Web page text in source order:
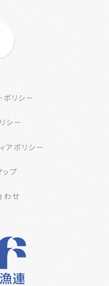
ポリシー
シー
アポリシー
ップ
わせ